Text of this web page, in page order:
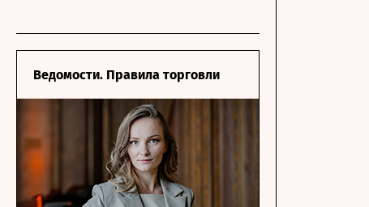
Ведомости. Правила торговли